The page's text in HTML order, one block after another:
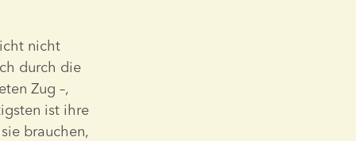
nicht
durch die
Zug –,
ist ihre
brauchen,